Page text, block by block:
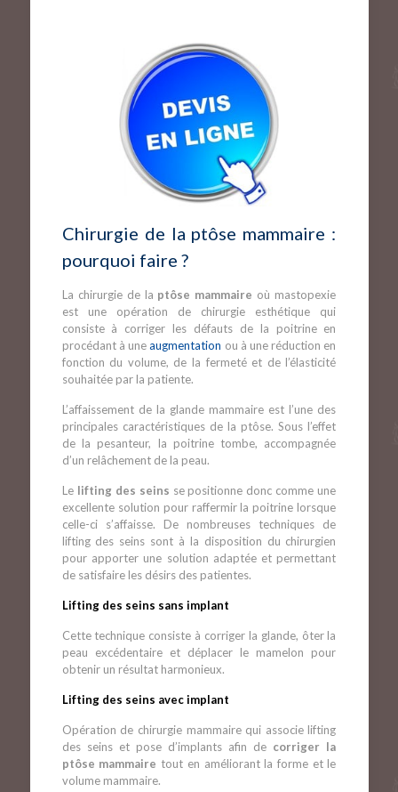
Chirurgie de la ptôse mammaire :
pourquoi faire ?
La chirurgie de la ptôse mammaire où mastopexie
est une opération de chirurgie esthétique qui
consiste à corriger les défauts de la poitrine en
procédant à uneaugmentation ou à une réduction en
fonction du volume, de la fermeté et de l’élasticité
souhaitée par la patiente.
L’affaissement de la glande mammaire est l’une des
principales caractéristiques de la ptôse. Sous l’effet
de la pesanteur, la poitrine tombe, accompagnée
d’un relâchement de la peau.
Le lifting des seins se positionne donc comme une
excellente solution pour raffermir la poitrine lorsque
celle-ci s’affaisse. De nombreuses techniques de
lifting des seins sont à la disposition du chirurgien
pour apporter une solution adaptée et permettant
de satisfaire les désirs des patientes.
Lifting des seins sans implant
Cette technique consiste à corriger la glande, ôter la
peau excédentaire et déplacer le mamelon pour
obtenir un résultat harmonieux.
Lifting des seins avec implant
Opération de chirurgie mammaire qui associe lifting
des seins et pose d’implants afin de corriger la
ptôse mammaire tout en améliorant la forme et le
volume mammaire.